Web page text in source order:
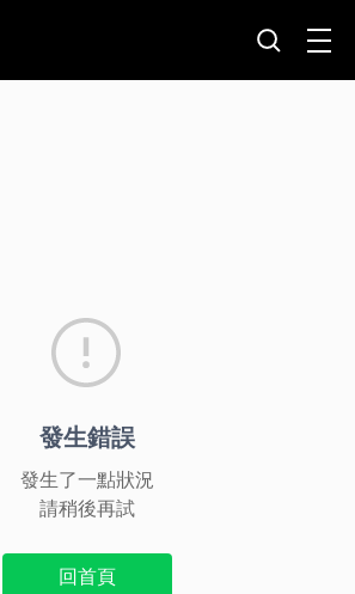
發生錯誤
發生了一點狀況
請稍後再試
回首頁